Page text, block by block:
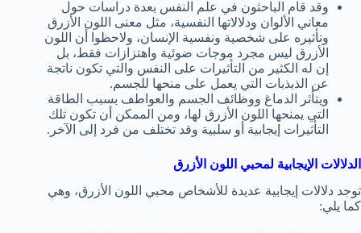
وقد قام الباحثون في علم النفس بعدة دراسات حول
معاني الألوان ودلالاتها النفسية، مثل معنى اللون الأزرق
وتأثيره على شخصية ونفسية الإنسان، ولاحظوا أن اللون
الأزرق ليس مجرد موجات ضوئية واهتزازات فقط، بل
إن له الكثير من التأثيرات على النفس والتي تكون ناتجة
عن الذبذبات التي يعمل على منحها للجسم.
ويتأثر الدماغ ووظائف الجسم والعواطف بسبب الطاقة
التي يمنحها اللون الأزرق لها، ومن الممكن أن تكون تلك
التأثيرات إيجابية أو سلبية وقد تختلف من فرد إلى الآخر.
الدلالات الإيجابية لمحبي اللون الأزرق
توجد دلالات إيجابية عديدة للأشخاص محبي اللون الأزرق، وهي
كما يلي: